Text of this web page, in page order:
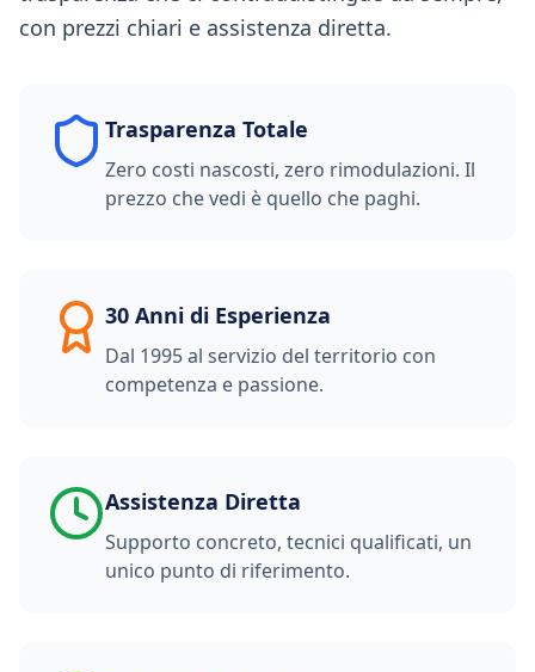
con prezzi chiari e assistenza diretta.
Trasparenza Totale
Zero costi nascosti, zero rimodulazioni. Il
prezzo che vedi è quello che paghi.
30 Anni di Esperienza
Dal 1995 al servizio del territorio con
competenza e passione.
Assistenza Diretta
Supporto concreto, tecnici qualificati, un
unico punto di riferimento.